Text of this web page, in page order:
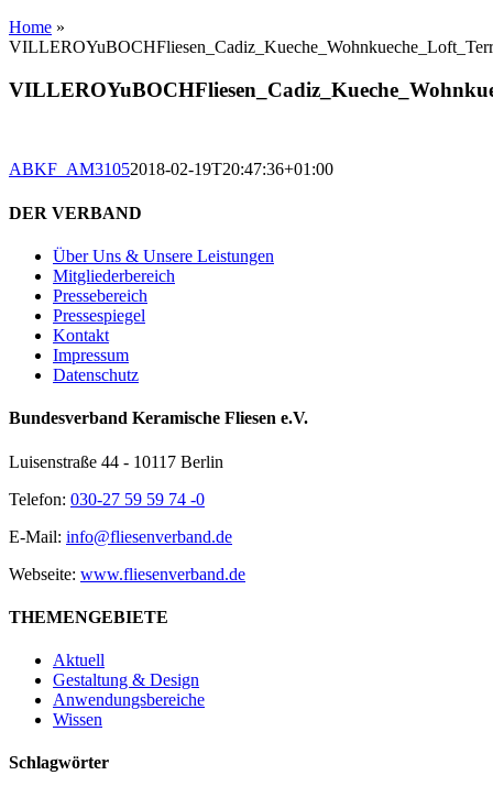
Home »
ABKF_AM31052018-02-19T20:47:36+01:00
DER VERBAND
Über Uns & Unsere Leistungen
Mitgliederbereich
Pressebereich
Pressespiegel
Kontakt
Impressum
Datenschutz
Bundesverband Keramische Fliesen e.V.
Luisenstraße 44 - 10117 Berlin
Telefon: 030-27 59 59 74 -0
E-Mail: info@fliesenverband.de
Webseite: www.fliesenverband.de
THEMENGEBIETE
Aktuell
Gestaltung & Design
Anwendungsbereiche
Wissen
Schlagwörter